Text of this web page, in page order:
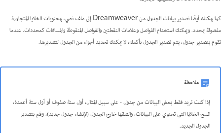
كما يمكنك أيضًا تصدير بيانات الجدول من Dreamweaver إلى ملف نصي، بمحتويات الخلايا المتجاورة
مفصولة بمحدد. ويمكنك استخدام الفواصل وعلامات النقطتين والفواصل المنقوطة والمسافات كمحددات. عندما
تقوم بتصدير جدول، يتم تصدير الجدول بأكمله، لا يمكنك تحديد أجزاء من الجدول لتصديرها.
ملاحظة
إذا كنت تريد فقط بعض البيانات من جدول - على سبيل المثال، أول ستة صفوف أو أول ستة أعمدة،
انسخ الخلايا التي تحتوي على البيانات، والصقها خارج الجدول (لإنشاء جدول جديد)، وقم بتصدير
الجدول الجديد.